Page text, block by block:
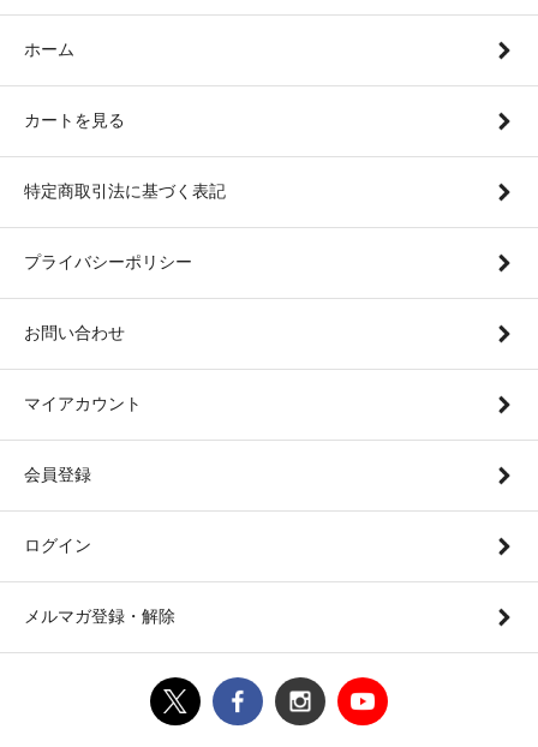
ホーム
カートを見る
特定商取引法に基づく表記
プライバシーポリシー
お問い合わせ
マイアカウント
会員登録
ログイン
メルマガ登録・解除